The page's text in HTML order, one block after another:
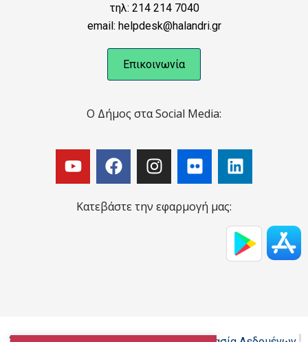
τηλ: 214 214 7040
email: helpdesk@halandri.gr
Επικοινωνία
Ο Δήμος στα Social Media:
Κατεβάστε την εφαρμογή μας: